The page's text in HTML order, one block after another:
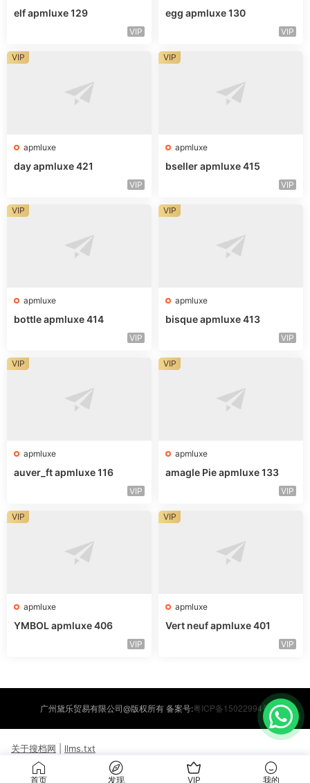
elf apmluxe 129
VIP
egg apmluxe 130
VIP
apmluxe
day apmluxe 421
VIP
VIP
apmluxe
bseller apmluxe 415
VIP
VIP
apmluxe
bottle apmluxe 414
VIP
VIP
apmluxe
bisque apmluxe 413
VIP
VIP
apmluxe
auver_ft apmluxe 116
VIP
VIP
apmluxe
amagle Pie apmluxe 133
VIP
VIP
apmluxe
YMBOL apmluxe 406
VIP
VIP
apmluxe
Vert neuf apmluxe 401
VIP
VIP
广州黛乐贸易有限公司@版权所有 备案号:粤ICP备15022994号
首页 发现 VIP 我的
关于搜档网 llms.txt